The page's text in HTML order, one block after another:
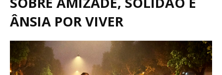
ÂNSIA POR VIVER